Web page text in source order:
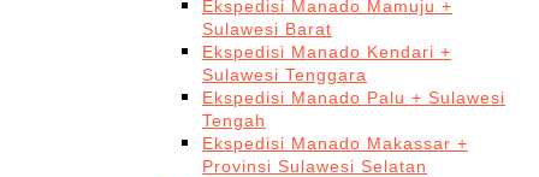
Ekspedisi Manado Mamuju +
Sulawesi Barat
Ekspedisi Manado Kendari +
Sulawesi Tenggara
Ekspedisi Manado Palu + Sulawesi
Tengah
Ekspedisi Manado Makassar +
Provinsi Sulawesi Selatan